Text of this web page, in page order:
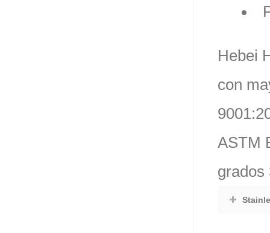
Hebei
con
ASTM
grados